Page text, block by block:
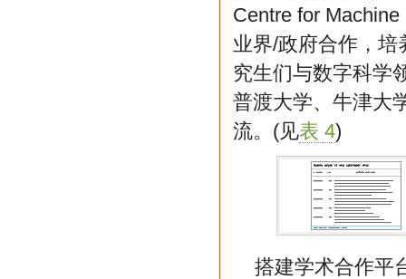
Centre for
业界/政府合作，
究生们与数字科学
普渡大学、牛津大
流。(见表 4)
搭建学术合作平